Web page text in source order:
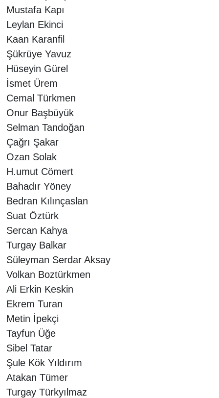
Mustafa Kapı
Leylan Ekinci
Kaan Karanfil
Şükrüye Yavuz
Hüseyin Gürel
İsmet Ürem
Cemal Türkmen
Onur Başbüyük
Selman Tandoğan
Çağrı Şakar
Ozan Solak
H.umut Cömert
Bahadır Yöney
Bedran Kılınçaslan
Suat Öztürk
Sercan Kahya
Turgay Balkar
Süleyman Serdar Aksay
Volkan Boztürkmen
Ali Erkin Keskin
Ekrem Turan
Metin İpekçi
Tayfun Üğe
Sibel Tatar
Şule Kök Yıldırım
Atakan Tümer
Turgay Türkyılmaz